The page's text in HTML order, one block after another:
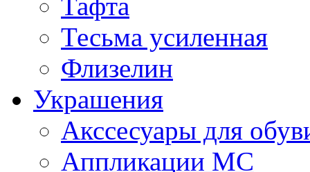
Тесьма усиленная
Флизелин
Украшения
Акссесуары для
Аппликации МС